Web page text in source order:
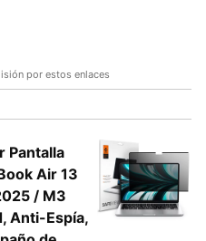
por estos enlaces
Pantalla
Air 13
/ M3
Anti-Espía,